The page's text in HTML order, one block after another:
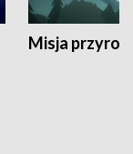
Misja